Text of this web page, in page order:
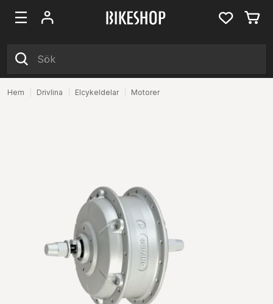
Hem Drivlina Elcykeldelar Motorer